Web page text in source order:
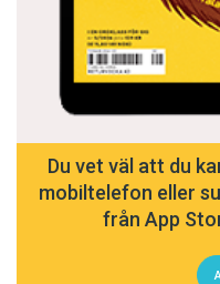
Du vet väl att du
mobiltelefon eller
från App